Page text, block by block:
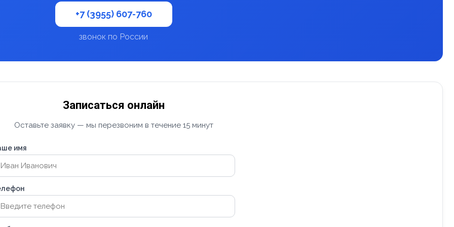
+7 (3955) 607-760
звонок по России
Записаться онлайн
Оставьте заявку — мы перезвоним в течение 15 минут
имя